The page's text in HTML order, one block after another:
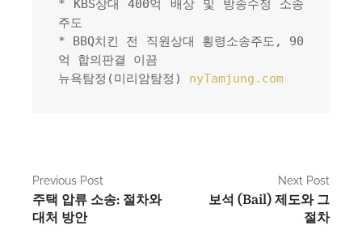
* KBS상대 400억 배상 및 방송수정 소송
주도
* BBQ치킨 전 직원상대 횡령소송주도, 90
억 합의판결 이끔
뉴욕탐정(미리암탐정) nyTamjung.com
P
o
Previous Post
주택 압류 소송: 절차와
대처 방안
Next Post
보석 (Bail) 제도와 그
절차